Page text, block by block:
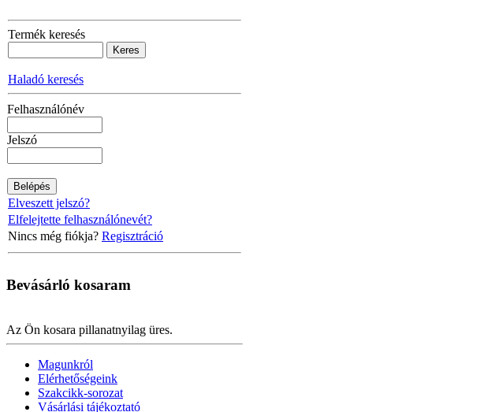
Termék keresés
Haladó keresés
Felhasználónév
Jelszó
Elveszett jelszó?
Elfelejtette felhasználónevét?
Nincs még fiókja? Regisztráció
Bevásárló kosaram
Az Ön kosara pillanatnyilag üres.
Magunkról
Elérhetőségeink
Szakcikk-sorozat
Vásárlási tájékoztató